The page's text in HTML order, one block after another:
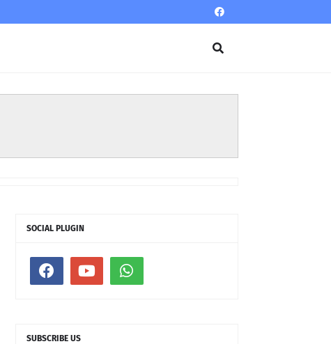
SOCIAL PLUGIN
SUBSCRIBE US